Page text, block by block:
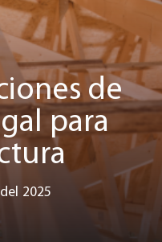
de
para
2025